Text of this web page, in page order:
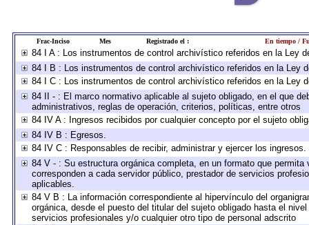
Frac-Inciso Mes Registrado el : En tiempo /
84 I A : Los instrumentos de control archivístico referidos en la Ley
84 I B : Los instrumentos de control archivístico referidos en la Ley
84 I C : Los instrumentos de control archivístico referidos en la Ley
84 II - : El marco normativo aplicable al sujeto obligado, en el que
administrativos, reglas de operación, criterios, políticas, entre otros
84 IV A : Ingresos recibidos por cualquier concepto por el sujeto
84 IV B : Egresos.
84 IV C : Responsables de recibir, administrar y ejercer los ingresos.
84 V - : Su estructura orgánica completa, en un formato que
corresponden a cada servidor público, prestador de servicios
aplicables.
84 V B : La información correspondiente al hipervínculo del
orgánica, desde el puesto del titular del sujeto obligado hasta el
servicios profesionales y/o cualquier otro tipo de personal adscrito